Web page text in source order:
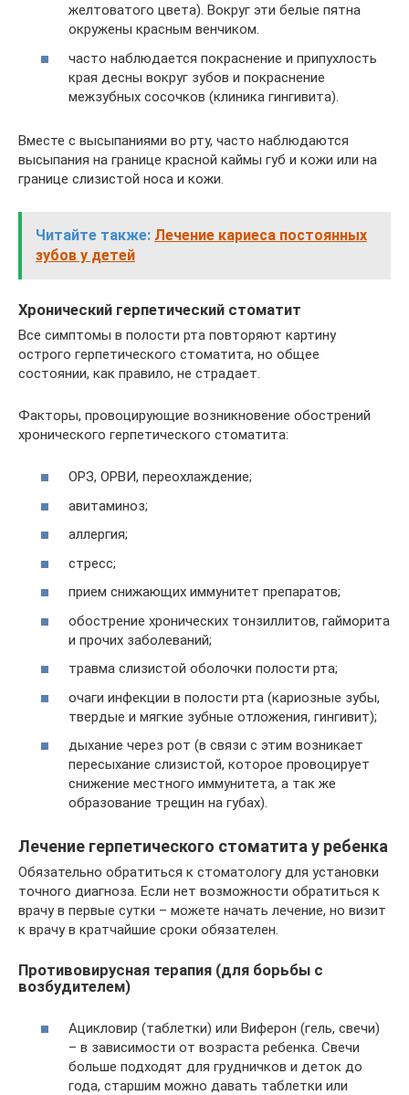
желтоватого цвета). Вокруг эти белые пятна
окружены красным венчиком.
часто наблюдается покраснение и припухлость
края десны вокруг зубов и покраснение
межзубных сосочков (клиника гингивита).
Вместе с высыпаниями во рту, часто наблюдаются
высыпания на границе красной каймы губ и кожи или на
границе слизистой носа и кожи.
Читайте также: Лечение кариеса постоянных
зубов у детей
Хронический герпетический стоматит
Все симптомы в полости рта повторяют картину
острого герпетического стоматита, но общее
состоянии, как правило, не страдает.
Факторы, провоцирующие возникновение обострений
хронического герпетического стоматита:
ОРЗ, ОРВИ, переохлаждение;
авитаминоз;
аллергия;
стресс;
прием снижающих иммунитет препаратов;
обострение хронических тонзиллитов, гайморита
и прочих заболеваний;
травма слизистой оболочки полости рта;
очаги инфекции в полости рта (кариозные зубы,
твердые и мягкие зубные отложения, гингивит);
дыхание через рот (в связи с этим возникает
пересыхание слизистой, которое провоцирует
снижение местного иммунитета, а так же
образование трещин на губах).
Лечение герпетического стоматита у ребенка
Обязательно обратиться к стоматологу для установки
точного диагноза. Если нет возможности обратиться к
врачу в первые сутки – можете начать лечение, но визит
к врачу в кратчайшие сроки обязателен.
Противовирусная терапия (для борьбы с
возбудителем)
Ацикловир (таблетки) или Виферон (гель, свечи)
– в зависимости от возраста ребенка. Свечи
больше подходят для грудничков и деток до
года, старшим можно давать таблетки или